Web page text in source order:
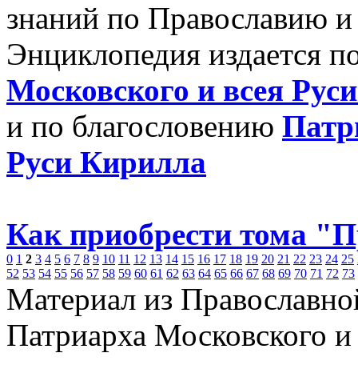
знаний по Православию
Энциклопедия издается
Московского и всея
и по благословению
Руси Кирилла
Как приобрести тома
0 1 2 3 4 5 6 7 8 9 10 11 12 13 14 15 16 17 18 19 20 21 22 23 24 25
52 53 54 55 56 57 58 59 60 61 62 63 64 65 66 67 68 69 70 71 72 73
Материал из
Патриарха Московского